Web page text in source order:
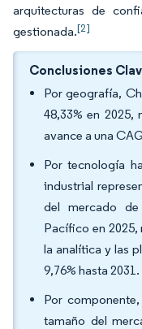
arquitecturas de
gestionada.[2]
Conclusiones
Por geografía,
48,33% en 2025,
avance a una
Por tecnología
industrial
del mercado
Pacífico en 2025,
la analítica y las
9,76% hasta 2031.
Por
tamaño del